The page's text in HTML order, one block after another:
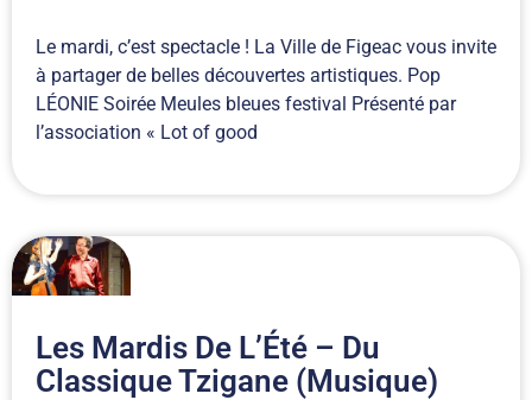
Le mardi, c’est spectacle ! La Ville de Figeac vous invite
à partager de belles découvertes artistiques. Pop
LÉONIE Soirée Meules bleues festival Présenté par
l’association « Lot of good
Les Mardis De L’Été – Du
Classique Tzigane (Musique)